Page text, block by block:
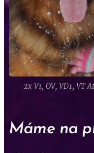
2x V1, OV, VD1, VT
Máme na